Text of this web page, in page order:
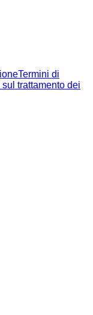
Termini di
trattamento dei